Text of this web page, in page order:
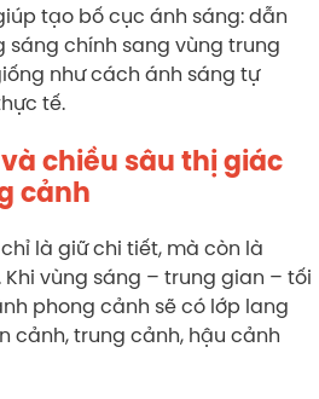
tạo bố cục ánh sáng: dẫn
sáng chính sang vùng trung
như cách ánh sáng tự
tế.
chiều sâu thị giác
cảnh
là giữ chi tiết, mà còn là
vùng sáng – trung gian – tối
phong cảnh sẽ có lớp lang
cảnh, trung cảnh, hậu cảnh